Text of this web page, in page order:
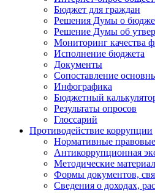
Бюджет для граждан
Решения Думы о
Решение Думы об
Мониторинг качества
Исполнение бюджета
Документы
Сопоставление
Инфографика
Бюджетный
Результаты опросов
Глоссарий
Противодействие коррупции
Нормативные
Антикоррупционная
Методические
Формы документов,
Сведения о доходах,